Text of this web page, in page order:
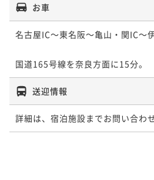
お車
名古屋IC～東名阪～亀山・関IC～
国道165号線を奈良方面に15分。
送迎情報
詳細は、宿泊施設までお問い合わ